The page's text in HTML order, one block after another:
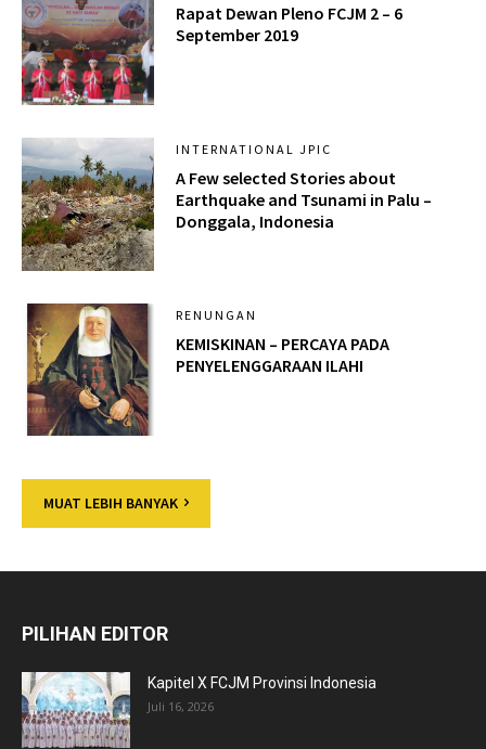
Rapat Dewan Pleno FCJM 2 – 6
September 2019
INTERNATIONAL JPIC
A Few selected Stories about
Earthquake and Tsunami in Palu –
Donggala, Indonesia
RENUNGAN
KEMISKINAN – PERCAYA PADA
PENYELENGGARAAN ILAHI
MUAT LEBIH BANYAK
PILIHAN EDITOR
Kapitel X FCJM Provinsi Indonesia
Juli 16, 2026